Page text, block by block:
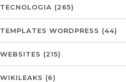
TECNOLOGIA (265)
TEMPLATES WORDPRESS (44)
WEBSITES (215)
WIKILEAKS (6)